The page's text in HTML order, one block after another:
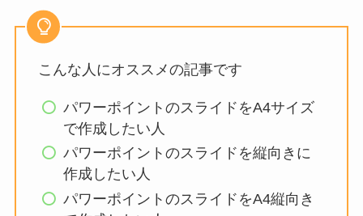
こんな人にオススメの記事です
パワーポイントのスライドをA4サイズ
で作成したい人
パワーポイントのスライドを縦向きに
作成したい人
パワーポイントのスライドをA4縦向き